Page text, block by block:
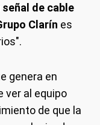
de cable
Clarín es
genera en
ver al equipo
de que la